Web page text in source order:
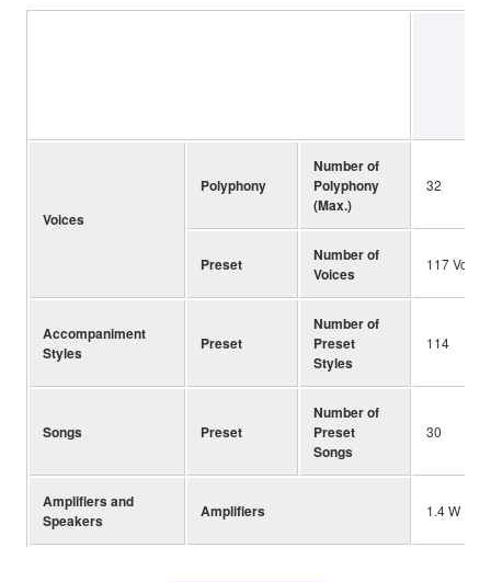
Voices
Polyphony
Number of
Polyphony
(Max.)
32
Preset
Number of
Voices
117
Accompaniment
Styles
Preset
Number of
Preset
Styles
114
Songs Preset
Number of
Preset
Songs
30
Amplifiers and
Speakers
Amplifiers 1.4 W